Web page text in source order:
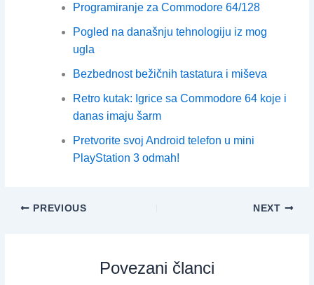
Programiranje za Commodore 64/128
Pogled na današnju tehnologiju iz mog
ugla
Bezbednost bežičnih tastatura i miševa
Retro kutak: Igrice sa Commodore 64 koje i
danas imaju šarm
Pretvorite svoj Android telefon u mini
PlayStation 3 odmah!
PREVIOUS NEXT
Povezani članci